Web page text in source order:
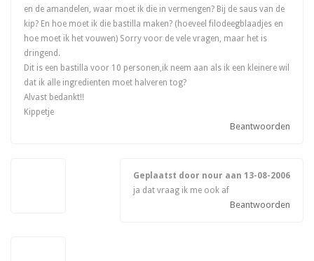
en de amandelen, waar moet ik die in vermengen? Bij de saus van de
kip? En hoe moet ik die bastilla maken? (hoeveel filodeegblaadjes en
hoe moet ik het vouwen) Sorry voor de vele vragen, maar het is
dringend.
Dit is een bastilla voor 10 personen,ik neem aan als ik een kleinere wil
dat ik alle ingredienten moet halveren tog?
Alvast bedankt!!
Kippetje
Beantwoorden
Geplaatst door nour aan 13-08-2006
ja dat vraag ik me ook af
Beantwoorden